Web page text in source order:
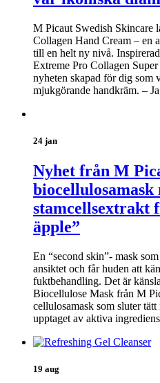
M Picaut Swedish Skincare
Collagen Hand Cream – en
till en helt ny nivå.
Extreme Pro Collagen
nyheten skapad för dig som
mjukgörande handkräm. –
24 jan
Nyhet från M
biocellulosamask
stamcellsextrakt
äpple”
En “second skin”- mask
ansiktet och får huden att
fuktbehandling. Det är
Biocellulose Mask från M
cellulosamask som sluter
upptaget av aktiva
19 aug